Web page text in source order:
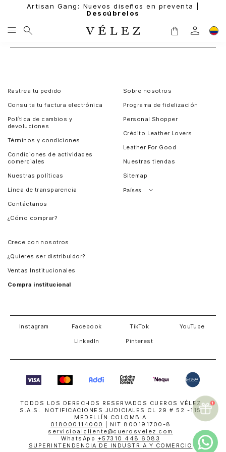
Artisan Gang: Nuevos diseños en preventa |
Descúbrelos
Rastrea tu pedido
Consulta tu factura electrónica
Política de cambios y
devoluciones
Términos y condiciones
Condiciones de actividades
comerciales
Nuestras políticas
Línea de transparencia
Contáctanos
¿Cómo comprar?
Sobre nosotros
Programa de fidelización
Personal Shopper
Crédito Leather Lovers
Leather For Good
Nuestras tiendas
Sitemap
Países
Crece con nosotros
¿Quieres ser distribuidor?
Ventas Institucionales
Compra institucional
Instagram Facebook TikTok YouTube
LinkedIn Pinterest
TODOS LOS DERECHOS RESERVADOS CUEROS VÉLEZ
S.A.S. NOTIFICACIONES JUDICIALES CL 29 # 52 -115
MEDELLÍN COLOMBIA
018000114000
| NIT 800191700-8
servicioalcliente@cuerosvelez.com
WhatsApp +57310 448 6083
SUPERINTENDENCIA DE INDUSTRIA Y COMERCIO